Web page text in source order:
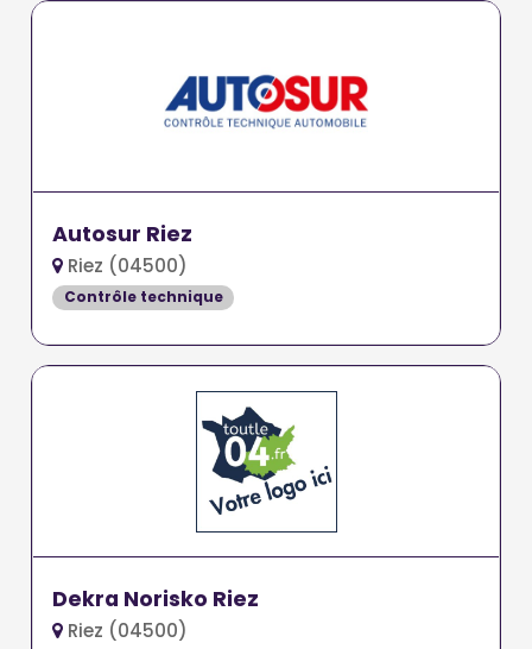
Autosur Riez
Riez (04500)
Contrôle technique
Dekra Norisko Riez
Riez (04500)